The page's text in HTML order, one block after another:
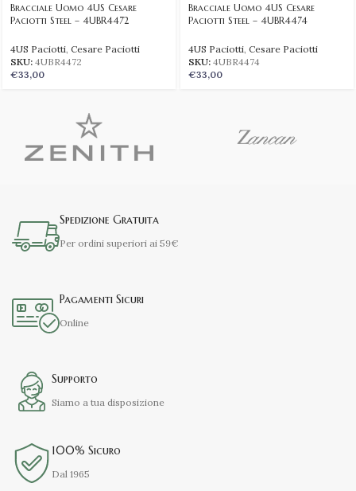
Bracciale Uomo 4US Cesare
Paciotti Steel – 4UBR4472
4US Paciotti Cesare Paciotti
SKU: 4UBR4472
€33,00
Bracciale Uomo 4US Cesare
Paciotti Steel – 4UBR4474
4US Paciotti Cesare Paciotti
SKU: 4UBR4474
€33,00
Spedizione Gratuita
Per ordini superiori ai 59€
Pagamenti Sicuri
Online
Supporto
Siamo a tua disposizione
100% Sicuro
Dal 1965